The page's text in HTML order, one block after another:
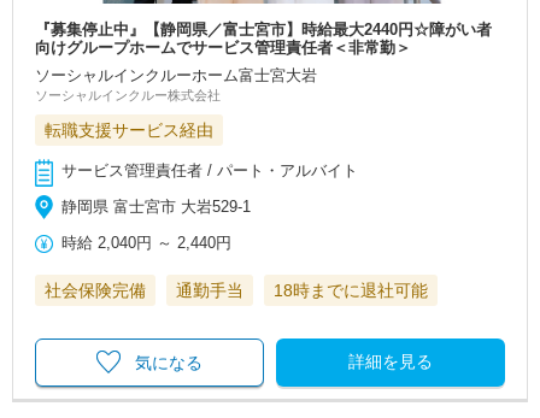
『募集停止中』【静岡県／富士宮市】時給最大2440円☆障がい者
向けグループホームでサービス管理責任者＜非常勤＞
ソーシャルインクルーホーム富士宮大岩
ソーシャルインクルー株式会社
転職支援サービス経由
サービス管理責任者 / パート・アルバイト
静岡県 富士宮市 大岩529-1
時給 2,040円 ～2,440円
社会保険完備 通勤手当 18時までに退社可能
詳細を見る
気になる